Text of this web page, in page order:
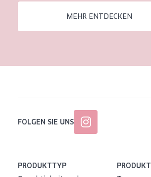
Alter: 35 to 55
MEHR ENTDECKEN
FOLGEN SIE UNS
PRODUKTTYP